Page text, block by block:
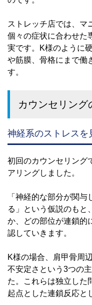
ストレッチ店では、マ
個々の症状に合わせた
実です。K様のように
や筋膜、骨格にまで働
す。
カウンセリン
神経系のストレス
初回のカウンセリング
アリングしました。
「神経的な部分が関
る」という仮説のもと
か、どの部位が連鎖的
認していきます。
K様の場合、肩甲骨周
不安定さという3つの
た。これらは独立した
起点とした連鎖反応と